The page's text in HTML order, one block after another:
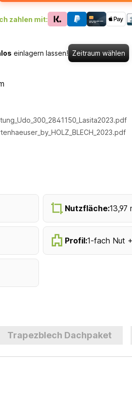
zahlen mit:
einlagern lassen! Zeitraum wählen
Nutzfläche:13,97
Profil:1-fach Nut
Trapezblech Dachpaket